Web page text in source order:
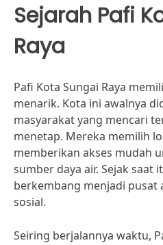
Sejarah Pafi
Raya
Pafi Kota Sungai Raya
menarik. Kota ini awalnya
masyarakat yang mencari
menetap. Mereka memilih
memberikan akses mudah
sumber daya air. Sejak saat
berkembang menjadi pusat
sosial.
Seiring berjalannya waktu,